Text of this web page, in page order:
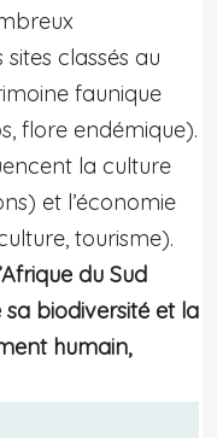
classés au
faunique
flore endémique).
la culture
et l’économie
tourisme).
du Sud
sa biodiversité et la
humain,